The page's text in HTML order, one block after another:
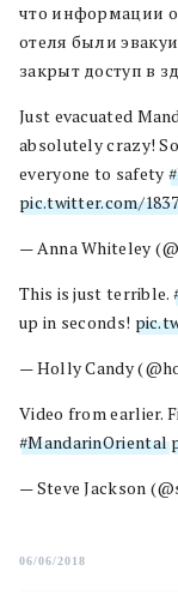
что информации о
отеля были
закрыт доступ в
Just evacuated
absolutely crazy!
everyone to safety
pic.twitter.com/
— Anna Whiteley
This is just terrible.
up in seconds!
— Holly Candy
Video from earlier.
#MandarinOriental
— Steve Jackson
06/06/2018